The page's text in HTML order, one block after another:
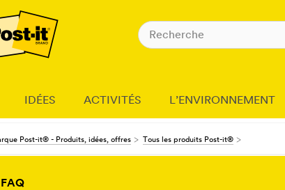
IDÉES ACTIVITÉS L’ENVIRONNEMENT
Post-it® - Produits, idées, offres Tous les produits Post-it®
FAQ